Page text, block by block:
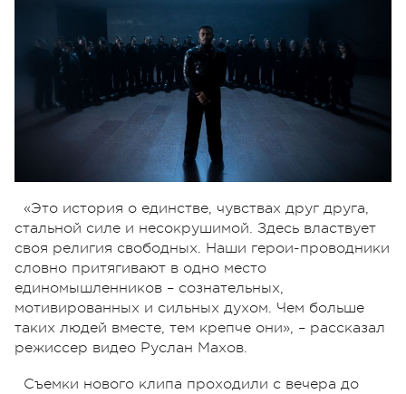
«Это история о единстве, чувствах друг друга,
стальной силе и несокрушимой. Здесь властвует
своя религия свободных. Наши герои-проводники
словно притягивают в одно место
единомышленников – сознательных,
мотивированных и сильных духом. Чем больше
таких людей вместе, тем крепче они», – рассказал
режиссер видео Руслан Махов.
Съемки нового клипа проходили с вечера до